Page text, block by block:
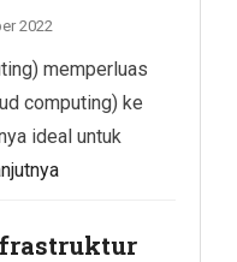
2022
memperluas
computing) ke
ideal untuk